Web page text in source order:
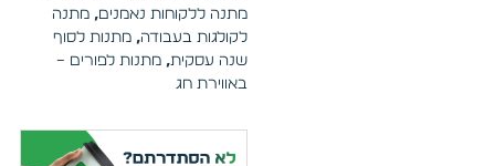
מתנה ללקוחות נאמנים, מתנה
לקולגות בעבודה, מתנות לסוף
שנה עסקית, מתנות לפורים –
באווירת חג